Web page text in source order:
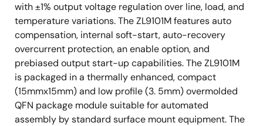
with ±1% output voltage regulation over line, load, and
temperature variations. The ZL9101M features auto
compensation, internal soft-start, auto-recovery
overcurrent protection, an enable option, and
prebiased output start-up capabilities. The ZL9101M
is packaged in a thermally enhanced, compact
(15mmx15mm) and low profile (3. 5mm) overmolded
QFN package module suitable for automated
assembly by standard surface mount equipment. The